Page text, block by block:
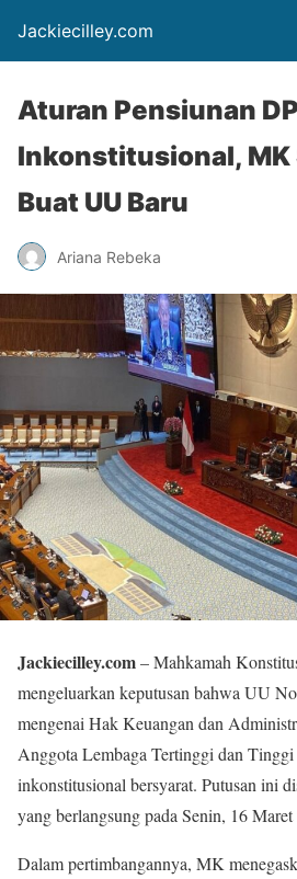
Jackiecilley.com
Aturan Pensiunan
Inkonstitusional, MK
Buat UU Baru
Ariana Rebeka
Jackiecilley.com– Mahkamah
mengeluarkan keputusan bahwa UU
mengenai Hak Keuangan dan
Anggota Lembaga Tertinggi dan
inkonstitusional bersyarat. Putusan ini
yang berlangsung pada Senin, 16 Maret
Dalam pertimbangannya, MK